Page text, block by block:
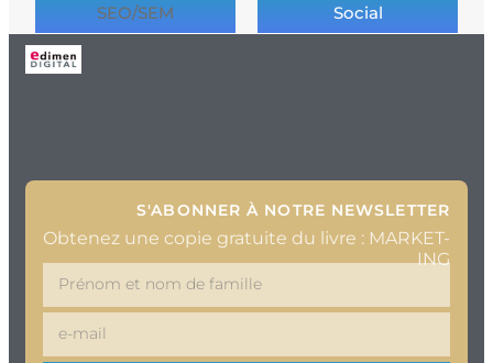
SEO/SEM Social
S'ABONNER À NOTRE NEWSLETTER
Obtenez une copie gratuite du livre : MARKET-
ING